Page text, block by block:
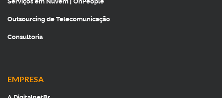
Outsourcing de Telecomunicação
Consultoria
EMPRESA